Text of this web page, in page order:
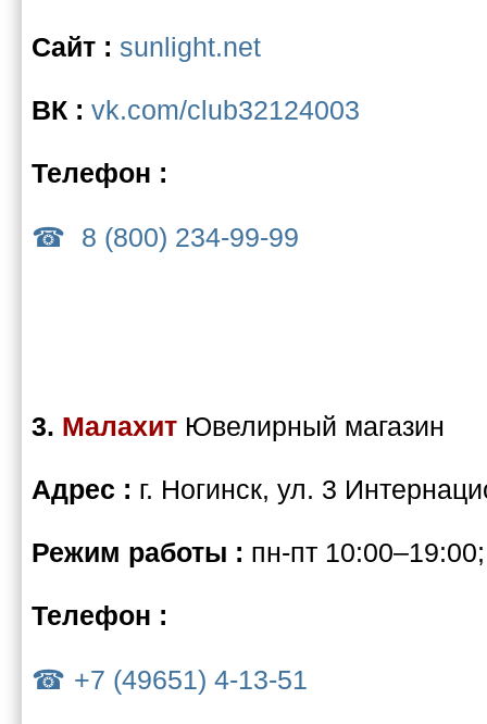
Сайт : sunlight.net
ВК : vk.com/club32124003
Телефон :
8 (800) 234-99-99
3. Малахит Ювелирный магазин
Адрес : г. Ногинск, ул. 3
Режим работы : пн-пт
Телефон :
+7 (49651) 4-13-51